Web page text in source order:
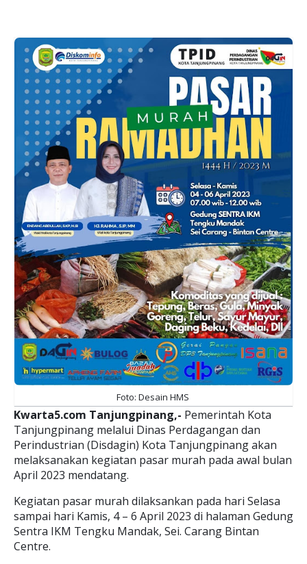
Foto: Desain HMS
Kwarta5.com Tanjungpinang,- Pemerintah Kota
Tanjungpinang melalui Dinas Perdagangan dan
Perindustrian (Disdagin) Kota Tanjungpinang akan
melaksanakan kegiatan pasar murah pada awal bulan
April 2023 mendatang.
Kegiatan pasar murah dilaksankan pada hari Selasa
sampai hari Kamis, 4 – 6 April 2023 di halaman Gedung
Sentra IKM Tengku Mandak, Sei. Carang Bintan
Centre.